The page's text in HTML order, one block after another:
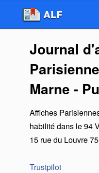
Journal
Marne -
Affiches
habilité dans le 94
15 rue du Louvre
Trustpilot